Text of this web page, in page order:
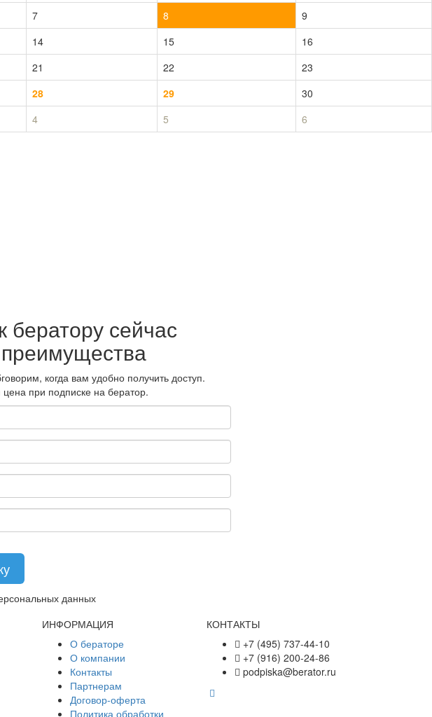
7 8
9
14 15
16
21 22
23
28 29
30
4 5 6
бератору сейчас
когда вам удобно получить доступ.
при подписке на бератор.
данных
ИНФОРМАЦИЯ
О бераторе
О компании
Контакты
Партнерам
Договор-оферта
Политика обработки
КОНТАКТЫ
+7 (495) 737-44-10
+7 (916) 200-24-86
podpiska@berator.ru